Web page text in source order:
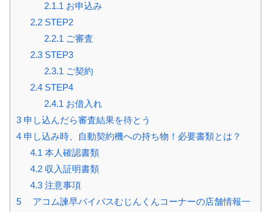
2.1.1 お申込み
2.2STEP2
2.2.1 ご審査
2.3STEP3
2.3.1 ご契約
2.4STEP4
2.4.1 お借入れ
3 申し込んだら審査結果を待とう
4 申し込み時、自動契約機への持ち物！必要書類とは？
4.1 本人確認書類
4.2収入証明書類
4.3注意事項
5 アコム諫早バイパスむじんくんコーナーの店舗情報一